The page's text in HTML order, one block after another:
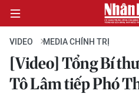
CHÍNH TRỊ
VIDEO MEDIA CHÍNH TRỊ
[Video] Tổng Bí
Tô Lâm tiếp Phó